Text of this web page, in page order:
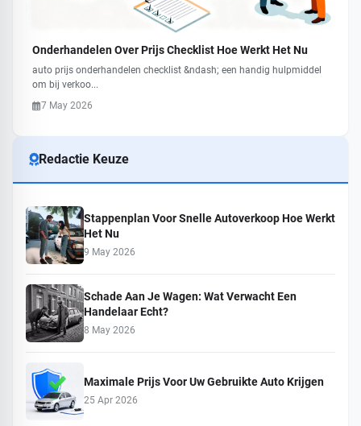
Onderhandelen Over Prijs Checklist Hoe Werkt Het Nu
auto prijs onderhandelen checklist &ndash; een handig hulpmiddel
om bij verkoo...
7 May 2026
Redactie Keuze
Stappenplan Voor Snelle Autoverkoop Hoe Werkt
Het Nu
9 May 2026
Schade Aan Je Wagen: Wat Verwacht Een
Handelaar Echt?
8 May 2026
Maximale Prijs Voor Uw Gebruikte Auto Krijgen
25 Apr 2026